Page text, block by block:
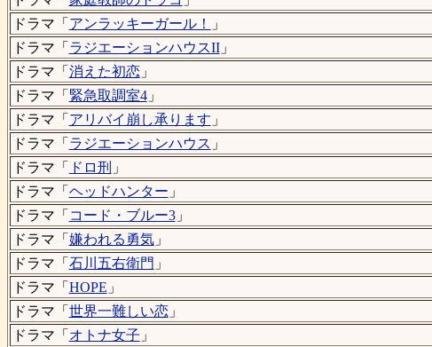
ドラマ「 アンラッキーガール！ 」
ドラマ「 ラジエーションハウスII」
ドラマ「 消えた初恋」
ドラマ「 緊急取調室4」
ドラマ「 アリバイ崩し承ります 」
ドラマ「 ラジエーションハウス 」
ドラマ「
ドロ刑 」
ドラマ「 ヘッドハンター 」
ドラマ「 コード・ブルー3」
ドラマ「 嫌われる勇気」
ドラマ「 石川五右衛門 」
ドラマ「 HOPE 」
ドラマ「 世界一難しい恋」
ドラマ「 オトナ女子 」